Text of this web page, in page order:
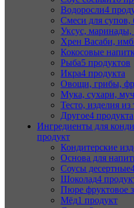
Водоросли4
Смеси для супов,
Уксус,
Хрен Васаби,
Кокосовые
Рыба5 продуктов
Икра4 продукта
Овощи, грибы,
Мука, сухари,
Тесто, изделия из
Другое4 продукта
Ингредиенты для
продукт
Кондитерские
Основа для
Соусы десертные
Шоколад4
Пюре фруктовое
Мёд1 продукт